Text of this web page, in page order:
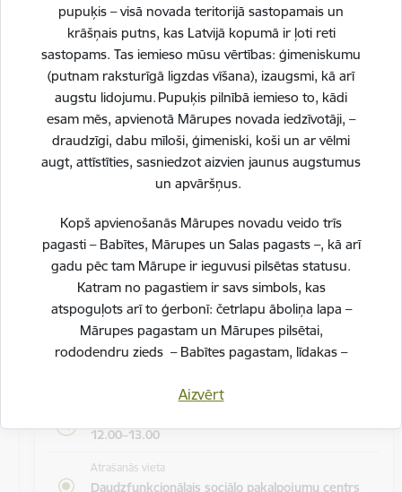
pupuķis – visā novada teritorijā sastopamais un
krāšņais putns, kas Latvijā kopumā ir ļoti reti
sastopams. Tas iemieso mūsu vērtības: ģimeniskumu
(putnam raksturīgā ligzdas vīšana), izaugsmi, kā arī
augstu lidojumu. Pupuķis pilnībā iemieso to, kādi
esam mēs, apvienotā Mārupes novada iedzīvotāji, –
draudzīgi, dabu mīloši, ģimeniski, koši un ar vēlmi
augt, attīstīties, sasniedzot aizvien jaunus augstumus
un apvāršņus.
Kopš apvienošanās Mārupes novadu veido trīs
pagasti – Babītes, Mārupes un Salas pagasts –, kā arī
gadu pēc tam Mārupe ir ieguvusi pilsētas statusu.
Katram no pagastiem ir savs simbols, kas
atspoguļots arī to ģerbonī: četrlapu āboliņa lapa –
Mārupes pagastam un Mārupes pilsētai,
rododendru zieds – Babītes pagastam, līdakas –
simbolus vienotā, stilizētā vizuālā rakstā – kā stāstu
veidojam vienotu, košu un pilnīgu novadu.
Aizvērt
Bezmaksas tiešsaistes lekcija "Zīdīšanas
noslēgšana"
Aicinām topošos un jaunos vecākus piedalīties
bezmaksas tiešsaistes lekciju ciklā par zīdīšanu.
Veselība
17. septembris
Datums
12.00–13.00
Atrašanās vieta
Daudzfunkcionālais sociālo pakalpojumu centrs